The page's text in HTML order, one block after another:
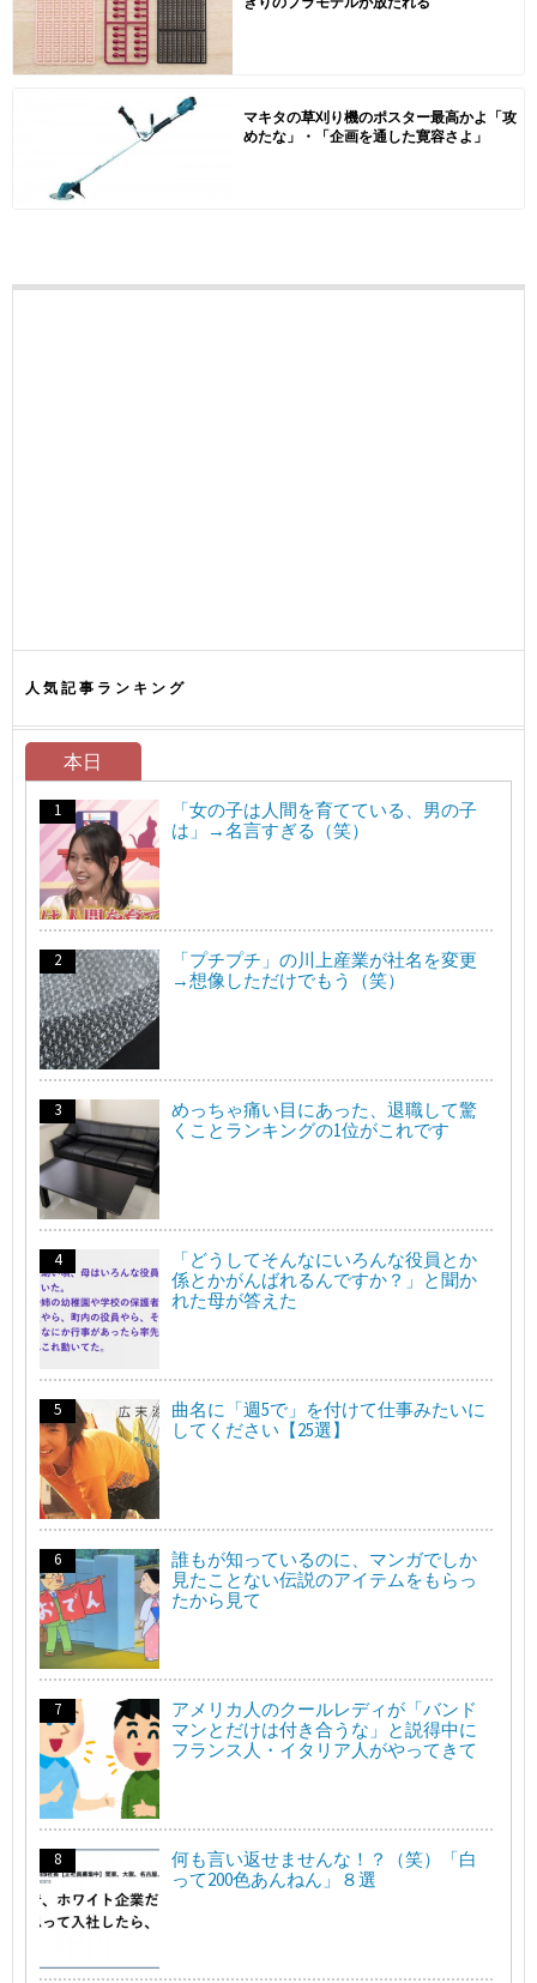
マキタの草刈り機のポスター最高かよ「攻
めたな」・「企画を通した寛容さよ」
人気記事ランキング
本日
「女の子は人間を育てている、男の子
は」→名言すぎる（笑）
「プチプチ」の川上産業が社名を変更
→想像しただけでもう（笑）
めっちゃ痛い目にあった、退職して驚
くことランキングの1位がこれです
「どうしてそんなにいろんな役員とか
係とかがんばれるんですか？」と聞か
れた母が答えた
曲名に「週5で」を付けて仕事みたいに
してください【25選】
誰もが知っているのに、マンガでしか
見たことない伝説のアイテムをもらっ
たから見て
アメリカ人のクールレディが「バンド
マンとだけは付き合うな」と説得中に
フランス人・イタリア人がやってきて
何も言い返せませんな！？（笑）「白
って200色あんねん」８選